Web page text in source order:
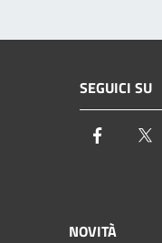
SEGUICI SU
Facebook
NOVITÀ